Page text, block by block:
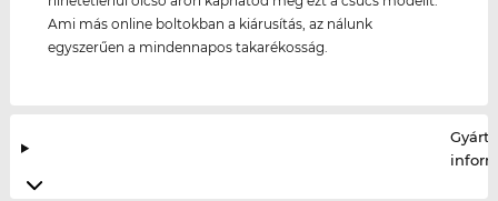
Ami más online boltokban a kiárusítás, az nálunk
egyszerűen a mindennapos takarékosság.